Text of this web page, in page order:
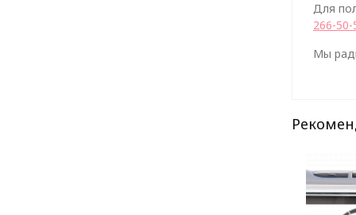
Для
266-50-
Мы